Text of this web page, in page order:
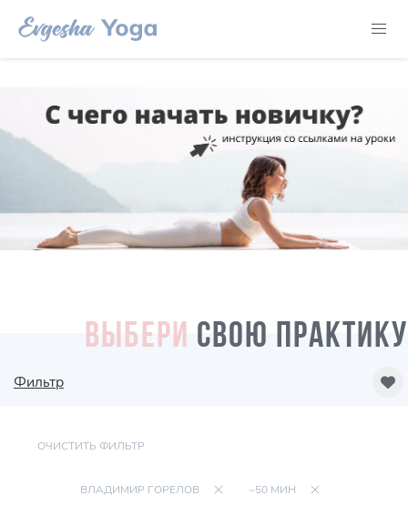
ВЫБЕРИ СВОЮ ПРАКТИКУ
Фильтр
ОЧИСТИТЬ ФИЛЬТР
ВЛАДИМИР ГОРЕЛОВ ~50 МИН